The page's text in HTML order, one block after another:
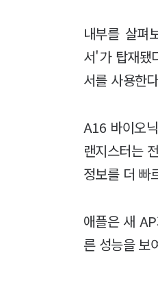
내부를 살펴
서'가 탑재됐
서를 사용한
A16 바이오
랜지스터는
정보를 더 빠
애플은 새
른 성능을 보